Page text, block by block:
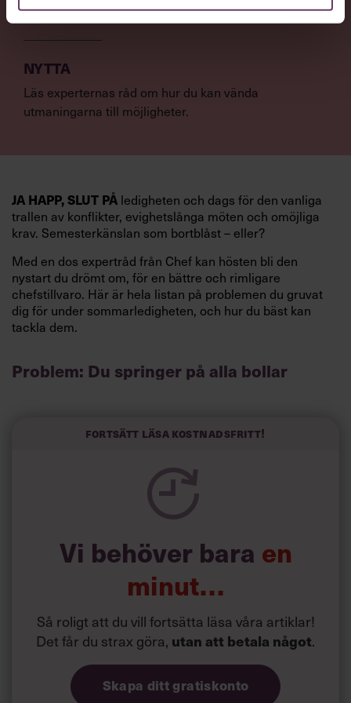
återvända till jobbet efter semestern.
NYTTA
Läs experternas råd om hur du kan vända
utmaningarna till möjligheter.
JA HAPP, SLUT PÅ ledigheten och dags för den vanliga
trallen av konflikter, evighetslånga möten och omöjliga
krav. Semesterkänslan som bortblåst – eller?
Med en dos expertråd från Chef kan hösten bli den
nystart du drömt om, för en bättre och rimligare
chefstillvaro. Här är hela listan på problemen du gruvat
dig för under sommarledigheten, och hur du bäst kan
tackla dem.
Problem: Du springer på alla bollar
att du jobbar. Problemet är bara att den inställningen gör
inte lyckas koncentrera dig på någonting alls när du
springer på alla bollar och försöker sätta dig in i precis
Fortsätt läsa kostnadsfritt!
Vi behöver bara en
minut…
Så roligt att du vill fortsätta läsa våra artiklar!
Det får du strax göra, utan att betala något.
Skapa ditt gratiskonto